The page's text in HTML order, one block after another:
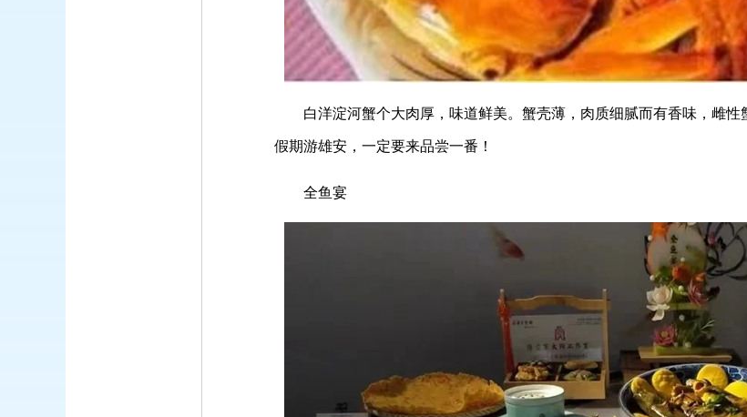
白洋淀河蟹个大肉厚，味道鲜美。蟹壳薄，肉质细腻而有香味，雌性
假期游雄安，一定要来品尝一番！
全鱼宴